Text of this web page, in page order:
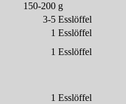
150-200 g
3-5 Esslöffel
1 Esslöffel
1 Esslöffel
1 Esslöffel